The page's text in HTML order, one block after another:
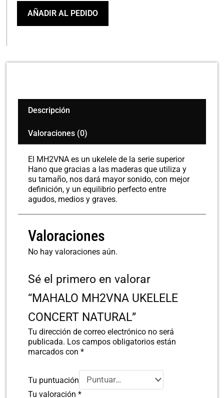
NATURAL
AÑADIR AL PEDIDO
Descripción
Valoraciones (0)
El MH2VNA es un ukelele de la serie superior
Hano que gracias a las maderas que utiliza y
su tamaño, nos dará mayor sonido, con mejor
definición, y un equilibrio perfecto entre
agudos, medios y graves.
Valoraciones
No hay valoraciones aún.
Sé el primero en valorar
“MAHALO MH2VNA UKELELE
CONCERT NATURAL”
Tu dirección de correo electrónico no será
publicada. Los campos obligatorios están
marcados con*
Tu puntuación
Tu valoración*